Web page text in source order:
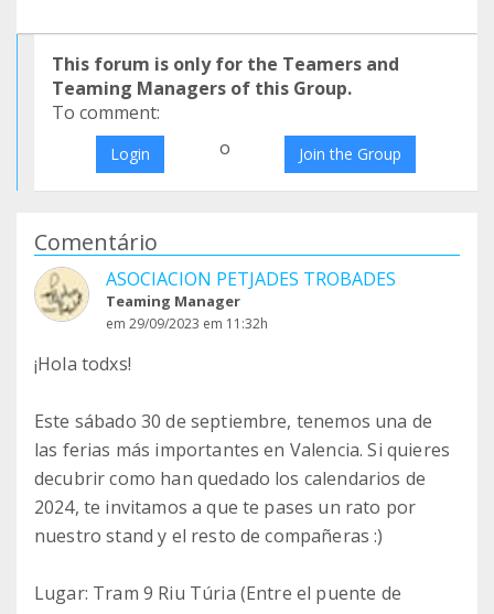
This forum is only for the Teamers and
Teaming Managers of this Group.
To comment:
Login o Join the Group
Comentário
ASOCIACION PETJADES TROBADES
Teaming Manager
em 29/09/2023 em 11:32h
¡Hola todxs!
Este sábado 30 de septiembre, tenemos una de
las ferias más importantes en Valencia. Si quieres
decubrir como han quedado los calendarios de
2024, te invitamos a que te pases un rato por
nuestro stand y el resto de compañeras :)
Lugar: Tram 9 Riu Túria (Entre el puente de